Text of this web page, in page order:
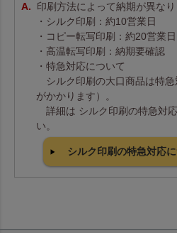
印刷方法によって納期が異なり
・シルク印刷：約10営業日
・コピー転写印刷：約20営業日
・高温転写印刷：納期要確認
・特急対応について
シルク印刷の大口商品は特
がかかります）。
詳細は シルク印刷の特急対
い。
シルク印刷の特急対応